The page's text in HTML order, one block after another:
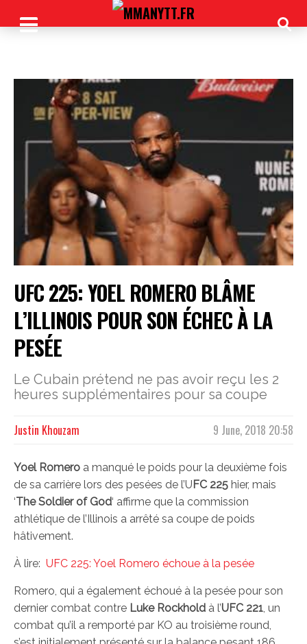
UFC 225: YOEL ROMERO BLÂME
L’ILLINOIS POUR SON ÉCHEC À LA
PESÉE
Le Cubain prétend ne pas avoir reçu les 2
heures supplémentaires pour sa coupe
9 June, 2018 20:58
Justin Khouzam
Yoel Romero a manqué le poids pour la deuxième fois
de sa carrière lors des pesées de l’UFC 225 hier, mais
‘The Soldier of God‘ affirme que la commission
athlétique de l’Illinois a arrêté sa coupe de poids
hâtivement.
À lire: UFC 225: Yoel Romero échoue à la pesée
Romero, qui a également échoué à la pesée pour son
dernier combat contre Luke Rockhold à l’UFC 221 , un
combat qu’il a remporté par KO au troisième round,